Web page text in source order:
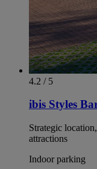
4.2 / 5
ibis Styles
Strategic
attractions
Indoor parking